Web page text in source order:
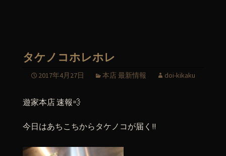
タケノコホレホレ
2017年4月27日 本店 最新情報 doi-kikaku
遊家本店 速報💨
今日はあちこちからタケノコが届く!!